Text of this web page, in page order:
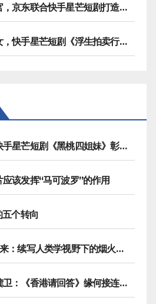
独家冠名短剧火爆收官，京东联合快手星芒短剧打造双11营销范本
豪门总裁智斗千年魔女，快手星芒短剧《浮生拍卖行》奇幻元素拉满
正义审判终将降临，快手星芒短剧《黑桃四姐妹》彰显治愈内核
该发挥“马可波罗”的作用
五个转向
《宵夜江湖2》鲜香归来：续写人类学视野下的烟火漫游记
对话制作方云集将来龚卫：《香港请回答》缘何接连获国际传播大奖